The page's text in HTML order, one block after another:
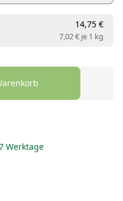
14,75 €
7,02 € je 1 kg
Werktage